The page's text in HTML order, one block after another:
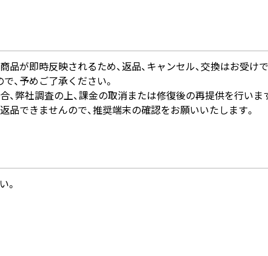
が即時反映されるため、返品、キャンセル、交換はお受けで
、予めご了承ください。
弊社調査の上、課金の取消または修復後の再提供を行いま
できませんので、推奨端末の確認をお願いいたします。
。